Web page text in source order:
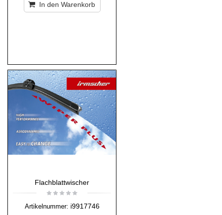
In den Warenkorb
Flachblattwischer
Artikelnummer: i9917746